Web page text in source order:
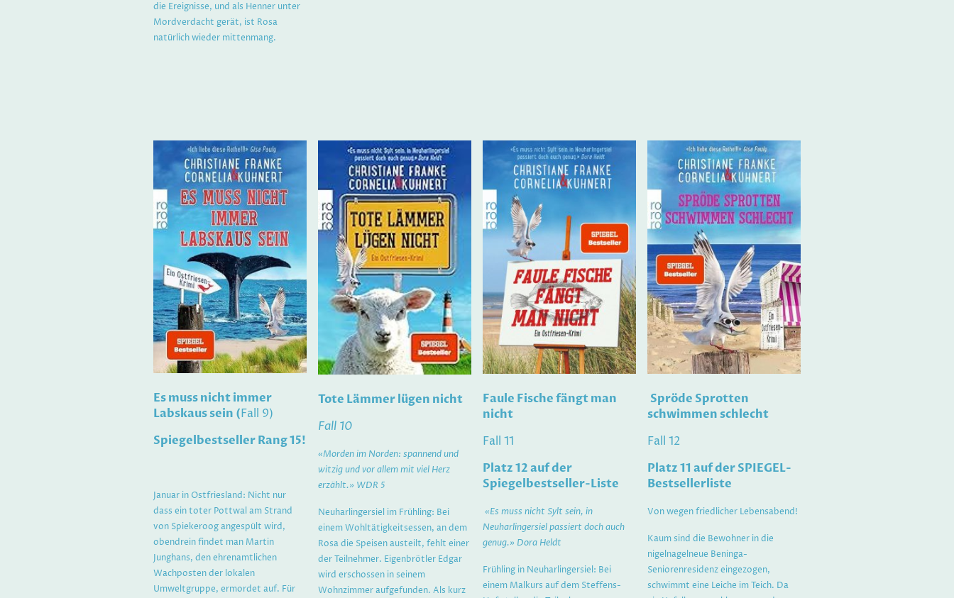
die Ereignisse, und als Henner unter
Mordverdacht gerät, ist Rosa
natürlich wieder mittenmang.
Es muss nicht immer
Labskaus sein (Fall 9)
Spiegelbestseller Rang 15!
Januar in Ostfriesland: Nicht nur
dass ein toter Pottwal am Strand
von Spiekeroog angespült wird,
obendrein findet man Martin
Junghans, den ehrenamtlichen
Wachposten der lokalen
Umweltgruppe, ermordet auf. Für
Tote Lämmer lügen nicht
Fall 10
«Morden im Norden: spannend und
witzig und vor allem mit viel Herz
erzählt.» WDR 5
Neuharlingersiel im Frühling: Bei
einem Wohltätigkeitsessen, an dem
Rosa die Speisen austeilt, fehlt einer
der Teilnehmer. Eigenbrötler Edgar
wird erschossen in seinem
Wohnzimmer aufgefunden. Als kurz
Faule Fische fängt man
nicht
Fall 11
Platz 12 auf der
Spiegelbestseller-Liste
«Es muss nicht Sylt sein, in
Neuharlingersiel passiert doch auch
genug.» Dora Heldt
Frühling in Neuharlingersiel: Bei
einem Malkurs auf dem Steffens-
Spröde Sprotten
schwimmen schlecht
Fall 12
Platz 11 auf der SPIEGEL-
Bestsellerliste
Von wegen friedlicher Lebensabend!
Kaum sind die Bewohner in die
nigelnagelneue Beninga-
Seniorenresidenz eingezogen,
schwimmt eine Leiche im Teich. Da